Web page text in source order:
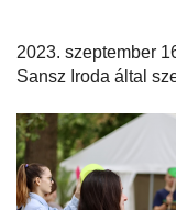
2023. szeptember
Sansz Iroda által